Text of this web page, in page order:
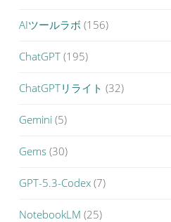
AIツールラボ (156)
ChatGPT (195)
ChatGPTリライト (32)
Gemini (5)
Gems (30)
GPT-5.3-Codex (7)
NotebookLM (25)